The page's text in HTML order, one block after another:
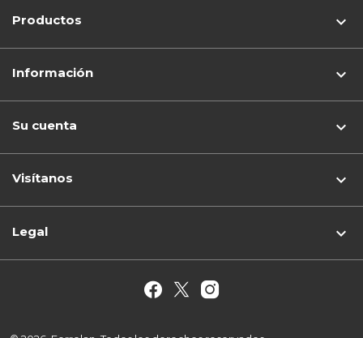
Productos 
Información 
Su cuenta 
Visítanos keyboard_arrow_down
Legal 